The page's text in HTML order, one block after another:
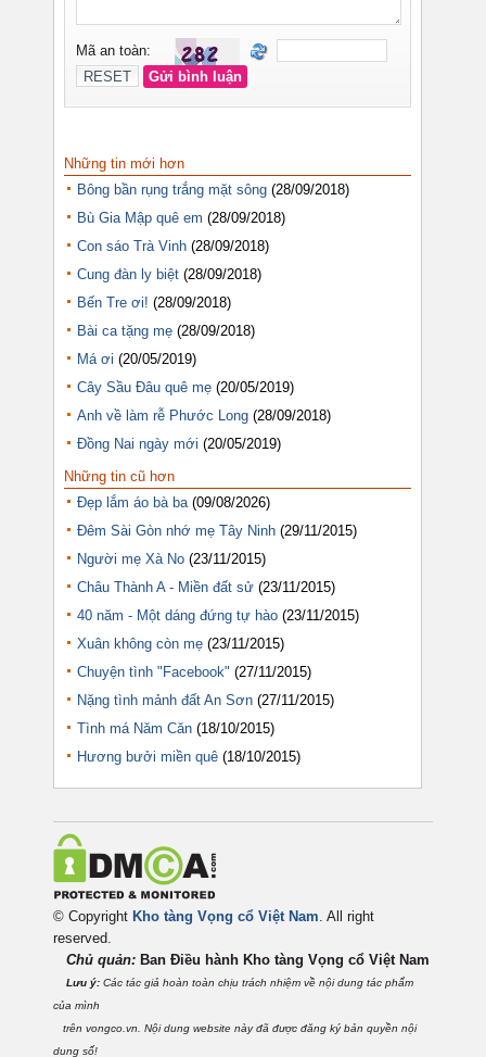
Những tin mới hơn
Bông bần rụng trắng mặt sông (28/09/2018)
Bù Gia Mập quê em (28/09/2018)
Con sáo Trà Vinh (28/09/2018)
Cung đàn ly biệt (28/09/2018)
Bến Tre ơi! (28/09/2018)
Bài ca tặng mẹ (28/09/2018)
Má ơi (20/05/2019)
Cây Sầu Đâu quê mẹ (20/05/2019)
Anh về làm rễ Phước Long (28/09/2018)
Đồng Nai ngày mới (20/05/2019)
Những tin cũ hơn
Đẹp lắm áo bà ba (09/08/2026)
Đêm Sài Gòn nhớ mẹ Tây Ninh (29/11/2015)
Người mẹ Xà No (23/11/2015)
Châu Thành A - Miền đất sử (23/11/2015)
40 năm - Một dáng đứng tự hào (23/11/2015)
Xuân không còn mẹ (23/11/2015)
Chuyện tình "Facebook" (27/11/2015)
Nặng tình mảnh đất An Sơn (27/11/2015)
Tình má Năm Căn (18/10/2015)
Hương bưởi miền quê (18/10/2015)
© Copyright Kho tàng Vọng cổ Việt Nam. All right
reserved.
Chủ quản: Ban Điều hành Kho tàng Vọng cổ Việt Nam
Lưu ý: Các tác giả hoàn toàn chịu trách nhiệm về nội dung tác phẩm
của mình
trên vongco.vn. Nội dung website này đã được đăng ký bản quyền nội
dung số!